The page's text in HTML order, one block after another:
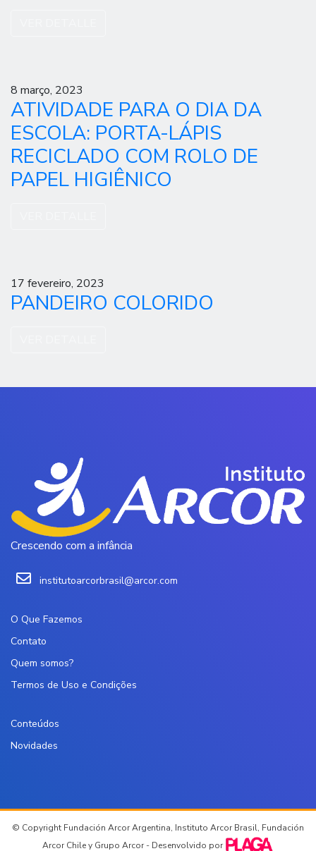
8 março, 2023
ATIVIDADE PARA O DIA DA
ESCOLA: PORTA-LÁPIS
RECICLADO COM ROLO DE
PAPEL HIGIÊNICO
17 fevereiro, 2023
PANDEIRO COLORIDO
Crescendo com a infância
institutoarcorbrasil@arcor.com
O Que Fazemos
Contato
Quem somos?
Termos de Uso e Condições
Conteúdos
Novidades
© Copyright Fundación Arcor Argentina, Instituto Arcor Brasil, Fundación
Arcor Chile y Grupo Arcor - Desenvolvido por